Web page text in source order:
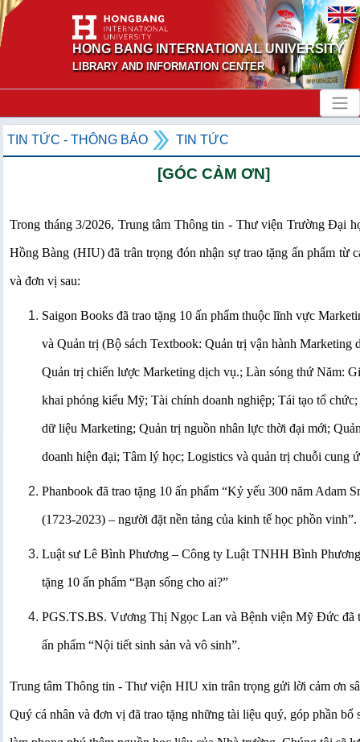
HONG BANG INTERNATIONAL UNIVERSITY
LIBRARY AND INFORMATION CENTER
TIN TỨC - THÔNG BÁO TIN TỨC
[GÓC CẢM ƠN]
Trong tháng 3/2026, Trung tâm Thông tin - Thư viện Trường Đại
Hồng Bàng (HIU) đã trân trọng đón nhận sự trao tặng ấn phẩm từ
và đơn vị sau:
Saigon Books đã trao tặng 10 ấn phẩm thuộc lĩnh vực
và Quản trị (Bộ sách Textbook: Quản trị vận hành Marketing
Quản trị chiến lược Marketing dịch vụ.; Làn sóng thứ Năm:
khai phóng kiểu Mỹ; Tài chính doanh nghiệp; Tái tạo tổ chức;
dữ liệu Marketing; Quản trị nguồn nhân lực thời đại mới;
doanh hiện đại; Tâm lý học; Logistics và quản trị chuỗi cung
Phanbook đã trao tặng 10 ấn phẩm “Kỷ yếu 300 năm Adam
(1723-2023) – người đặt nền tảng của kinh tế học phồn vinh”.
Luật sư Lê Bình Phương – Công ty Luật TNHH Bình
tặng 10 ấn phẩm “Bạn sống cho ai?”
PGS.TS.BS. Vương Thị Ngọc Lan và Bệnh viện Mỹ Đức đã
ấn phẩm “Nội tiết sinh sản và vô sinh”.
Trung tâm Thông tin - Thư viện HIU xin trân trọng gửi lời cảm ơn
Quý cá nhân và đơn vị đã trao tặng những tài liệu quý, góp phần bổ